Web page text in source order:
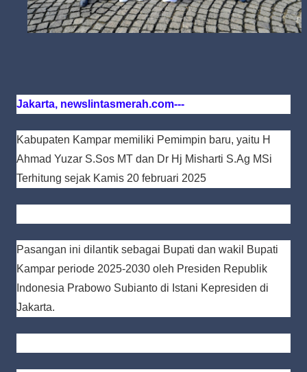
Jakarta, newslintasmerah.com---
Kabupaten Kampar memiliki Pemimpin baru, yaitu H
Ahmad Yuzar S.Sos MT dan Dr Hj Misharti S.Ag MSi
Terhitung sejak Kamis 20 februari 2025
Pasangan ini dilantik sebagai Bupati dan wakil Bupati
Kampar periode 2025-2030 oleh Presiden Republik
Indonesia Prabowo Subianto di Istani Kepresiden di
Jakarta.